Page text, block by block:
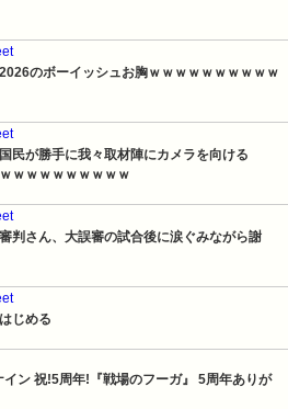
のボーイッシュお胸ｗｗｗｗｗｗｗｗｗｗ
民が勝手に我々取材陣にカメラを向ける
ｗｗｗｗｗｗｗｗｗ
判さん、大誤審の試合後に涙ぐみながら謝
じめる
ン 祝!5周年!『戦場のフーガ』 5周年ありが